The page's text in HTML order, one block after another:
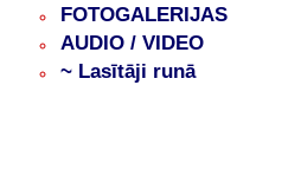
FOTOGALERIJAS
AUDIO / VIDEO
~ Lasītāji runā